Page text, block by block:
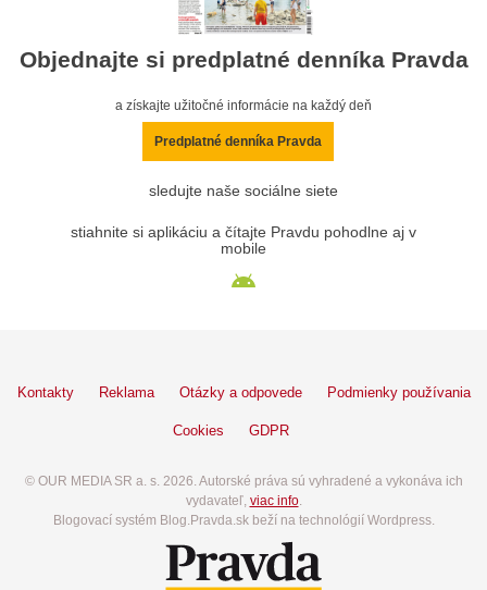
Objednajte si predplatné denníka Pravda
a získajte užitočné informácie na každý deň
Predplatné denníka Pravda
sledujte naše sociálne siete
stiahnite si aplikáciu a čítajte Pravdu pohodlne aj v
mobile
Kontakty Reklama Otázky a odpovede Podmienky používania
Cookies GDPR
© OUR MEDIA SR a. s. 2026. Autorské práva sú vyhradené a vykonáva ich
vydavateľ, viac info.
Blogovací systém Blog.Pravda.sk beží na technológií Wordpress.